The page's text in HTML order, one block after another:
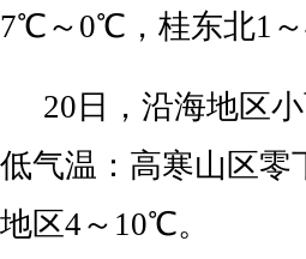
7℃～0℃，桂东北1
20日，沿海地区
低气温：高寒山区
地区4～10℃。